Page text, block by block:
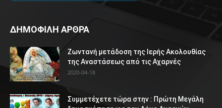
ΔΗΜΟΦΙΛΗ ΑΡΘΡΑ
Ζωντανή μετάδοση της Ιερής Ακολουθίας
της Αναστάσεως από τις Αχαρνές
2020-04-18
Συμμετέχετε τώρα στην : Πρώτη Μεγάλη